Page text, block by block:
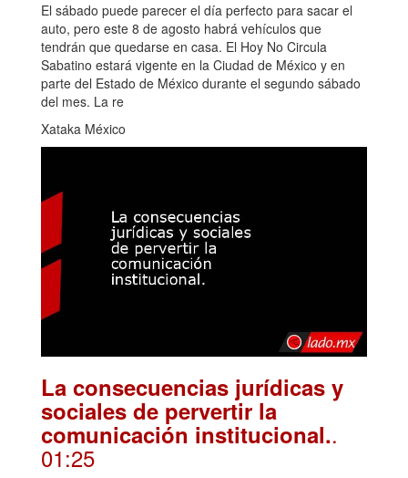
El sábado puede parecer el día perfecto para sacar el
auto, pero este 8 de agosto habrá vehículos que
tendrán que quedarse en casa. El Hoy No Circula
Sabatino estará vigente en la Ciudad de México y en
parte del Estado de México durante el segundo sábado
del mes. La re
Xataka México
La consecuencias jurídicas y
sociales de pervertir la
comunicación institucional..
01:25